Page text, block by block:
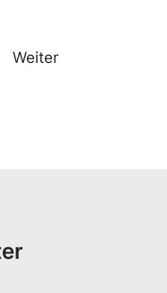
Weiter